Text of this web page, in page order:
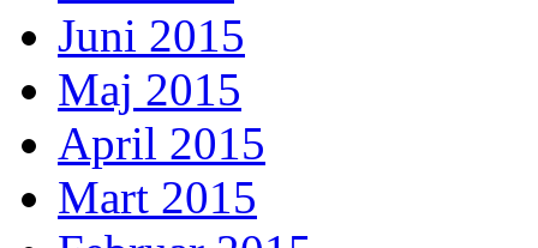
Juni 2015
Maj 2015
April 2015
Mart 2015